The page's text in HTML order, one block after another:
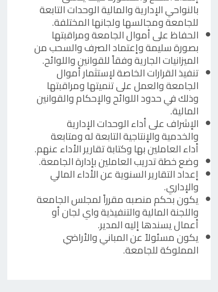
بالنواحي الإدارية والمالية الوحدات التابعة
للجامعة ومجالسها ولجانها المختلفة.
الحفاظ على أموال الجامعة ومراقبتها
بصورة سليمة وإعتماد الصرف والسحب من
الميزانيات الجارية وفقاً للقوانين واللوائح.
تنفيذ القرارات الخاصة لإستثمار أموال
الجامعة والعمل على تنميتها ومراقبتها
وذلك في حدود اللوائح والإحكام والقوانين
المالية.
الإشراف على أداء الوحدات الإدارية
والخدمية والإنتاجية التابعة له ومتابعة
أداء العاملين بها وكتابة تقارير الأداء عنهم.
وضع خطة تدريب العاملين بإدارة الجامعة.
إعداد التقارير السنوية عن الأداء المالي
والإداري.
يكون بحكم منصبه مقرراً لمجلس الجامعة
واللجنة المالية والتنفيذية واي لجان أو
أعمال يسندها إليه المدير.
يكون مسئولاً عن المباني والأراضي
المملوكة للجامعة.